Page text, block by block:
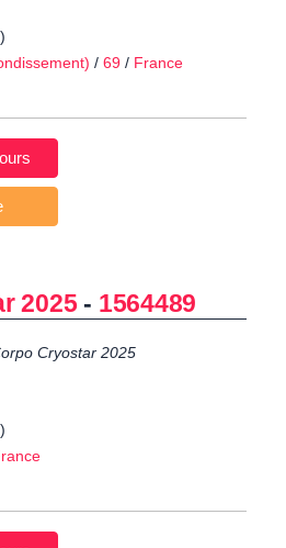
/ 69 / France
2025- 1564489
Cryostar 2025